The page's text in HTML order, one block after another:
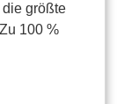
größte
100 %